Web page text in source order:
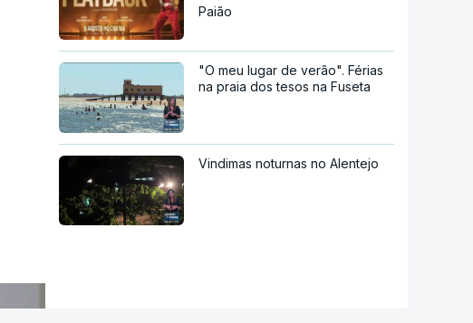
Paião
"O meu lugar de verão". Férias
na praia dos tesos na Fuseta
Vindimas noturnas no Alentejo